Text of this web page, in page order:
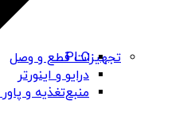
PLC
درایو و اینورتر
منبع‌تغذیه و
تجهیزات قطع و وصل